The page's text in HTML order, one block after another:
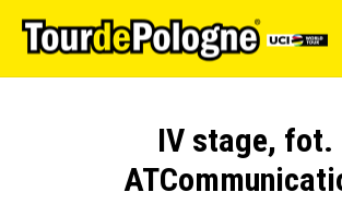
IV stage, fot.